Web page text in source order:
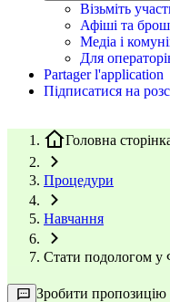
Візьміть
Афіші та
Медіа і
Для
Partager l'application
Підписатися на
Головна
Процедури
Навчання
Стати подологом у
Зробити